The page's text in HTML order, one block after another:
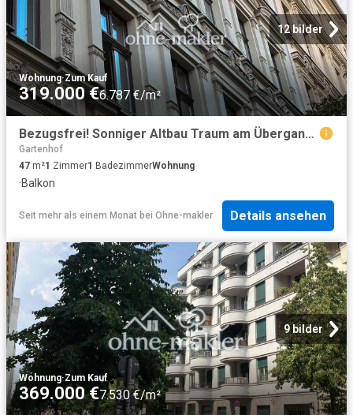
12 bilder
Wohnung·Zum Kauf
319.000 €6.787 €/m²
Bezugsfrei! Sonniger Altbau Traum am Übergang Prenzlauer Berg / Mitte
Gartenhof
47 m²1 Zimmer1 BadezimmerWohnung
·Balkon
Seit mehr als einem Monat bei Ohne-makler Details ansehen
9 bilder
Wohnung·Zum Kauf
369.000 €7.530 €/m²